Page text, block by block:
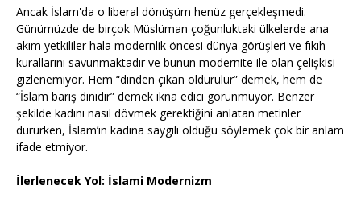
Ancak İslam'da o liberal dönüşüm henüz gerçekleşmedi.
Günümüzde de birçok Müslüman çoğunluktaki ülkelerde ana
akım yetkililer hala modernlik öncesi dünya görüşleri ve fıkıh
kurallarını savunmaktadır ve bunun modernite ile olan çelişkisi
gizlenemiyor. Hem “dinden çıkan öldürülür” demek, hem de
“İslam barış dinidir” demek ikna edici görünmüyor. Benzer
şekilde kadını nasıl dövmek gerektiğini anlatan metinler
dururken, İslam’ın kadına saygılı olduğu söylemek çok bir anlam
ifade etmiyor.
İlerlenecek Yol: İslami Modernizm